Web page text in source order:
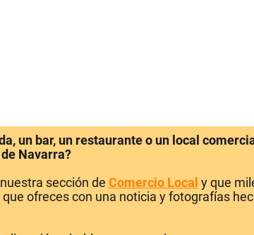
un bar, un restaurante o un local
Navarra?
sección de Comercio Local y que
ofreces con una noticia y fotografías